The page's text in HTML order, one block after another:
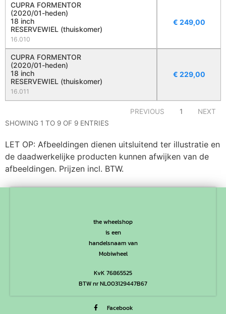
CUPRA FORMENTOR
(2020/01-heden)
18 inch
RESERVEWIEL (thuiskomer)
16.010
€ 249,00
CUPRA FORMENTOR
(2020/01-heden)
18 inch
RESERVEWIEL (thuiskomer)
16.011
€ 229,00
SHOWING 1 TO 9 OF 9 ENTRIES
PREVIOUS 1 NEXT
LET OP: Afbeeldingen dienen uitsluitend ter illustratie en
de daadwerkelijke producten kunnen afwijken van de
afbeeldingen. Prijzen incl. BTW.
the wheelshop
is een
handelsnaam van
Mobiwheel
KvK 76865525
BTW nr NL003129447B67
Facebook